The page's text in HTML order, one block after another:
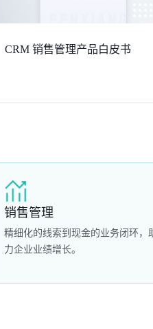
CRM 销售管理产品白皮书
销售管理
精细化的线索到现金的业务闭环，
力企业业绩增长。